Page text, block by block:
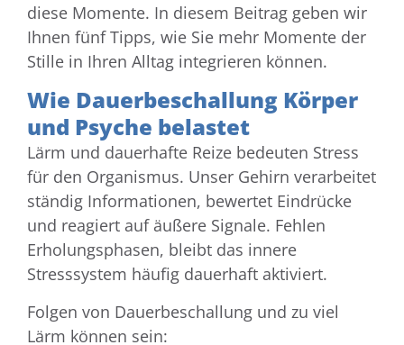
diese Momente. In diesem Beitrag geben wir
Ihnen fünf Tipps, wie Sie mehr Momente der
Stille in Ihren Alltag integrieren können.
Wie Dauerbeschallung Körper
und Psyche belastet
Lärm und dauerhafte Reize bedeuten Stress
für den Organismus. Unser Gehirn verarbeitet
ständig Informationen, bewertet Eindrücke
und reagiert auf äußere Signale. Fehlen
Erholungsphasen, bleibt das innere
Stresssystem häufig dauerhaft aktiviert.
Folgen von Dauerbeschallung und zu viel
Lärm können sein: